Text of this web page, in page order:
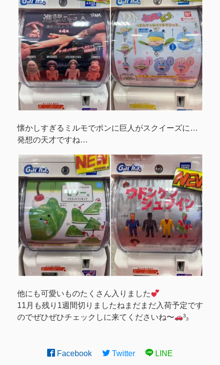
懐かしすぎるミルモでポンに巨人がスクイーズに…
発想の天才ですね…
他にも可愛いものたくさん入りました
11月も残り1週間切りましたねまだまだ入荷予定です
のでぜひぜひチェックしに来てくださいね〜
³₃
Facebook Twitter LINE